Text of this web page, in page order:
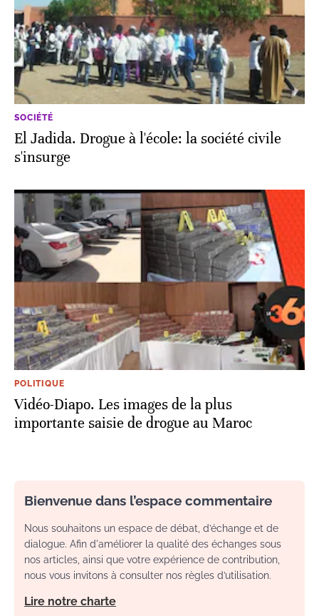
SOCIÉTÉ
El Jadida. Drogue à l'école: la société civile
s'insurge
POLITIQUE
Vidéo-Diapo. Les images de la plus
importante saisie de drogue au Maroc
Bienvenue dans l’espace commentaire
Nous souhaitons un espace de débat, d’échange et de
dialogue. Afin d'améliorer la qualité des échanges sous
nos articles, ainsi que votre expérience de contribution,
nous vous invitons à consulter nos règles d’utilisation.
Lire notre charte